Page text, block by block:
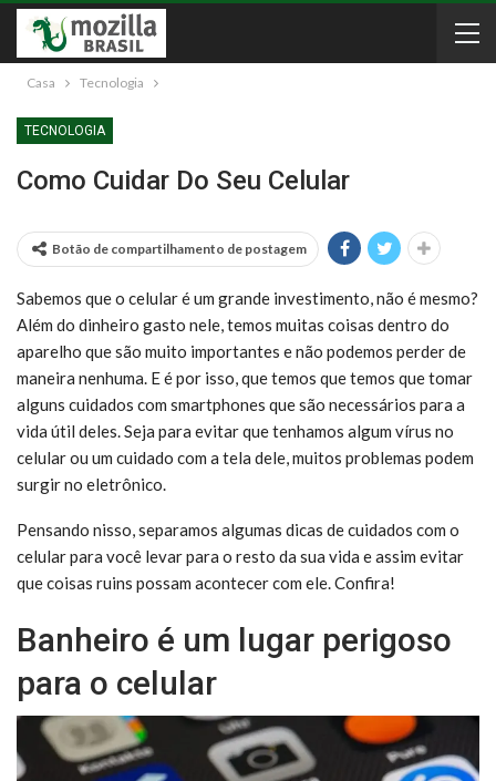
Casa Tecnologia
TECNOLOGIA
Como Cuidar Do Seu Celular
Botão de compartilhamento de postagem
Sabemos que o celular é um grande investimento, não é mesmo?
Além do dinheiro gasto nele, temos muitas coisas dentro do
aparelho que são muito importantes e não podemos perder de
maneira nenhuma. E é por isso, que temos que temos que tomar
alguns cuidados com smartphones que são necessários para a
vida útil deles. Seja para evitar que tenhamos algum vírus no
celular ou um cuidado com a tela dele, muitos problemas podem
surgir no eletrônico.
Pensando nisso, separamos algumas dicas de cuidados com o
celular para você levar para o resto da sua vida e assim evitar
que coisas ruins possam acontecer com ele. Confira!
Banheiro é um lugar perigoso
para o celular